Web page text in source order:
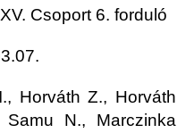
Csoport 6. forduló
Horváth Z., Horváth
N., Marczinka